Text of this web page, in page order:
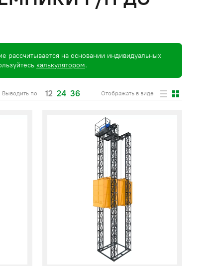
рассчитывается на основании индивидуальных
калькулятором.
Выводить по 12 24 36 Отображать в виде